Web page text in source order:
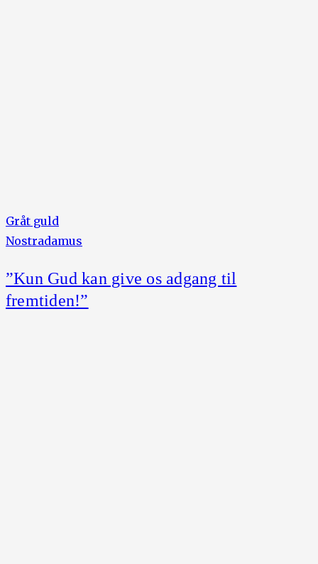
Gråt guld
Nostradamus
”Kun Gud kan give os adgang til
fremtiden!”